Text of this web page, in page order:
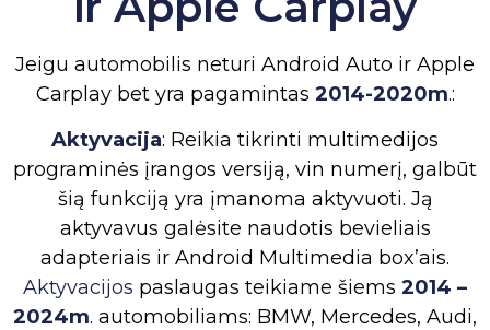
Jeigu automobilis neturi Android Auto ir Apple
Carplay bet yra pagamintas 2014-2020m.:
Aktyvacija: Reikia tikrinti multimedijos
programinės įrangos versiją, vin numerį, galbūt
šią funkciją yra įmanoma aktyvuoti. Ją
aktyvavus galėsite naudotis bevieliais
adapteriais ir Android Multimedia box’ais.
Aktyvacijos paslaugas teikiame šiems 2014 –
2024m. automobiliams: BMW, Mercedes, Audi,